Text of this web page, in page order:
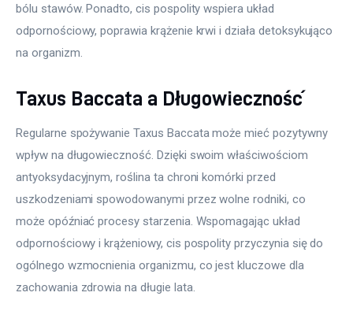
bólu stawów. Ponadto, cis pospolity wspiera układ
odpornościowy, poprawia krążenie krwi i działa detoksykująco
na organizm.
Taxus Baccata a Długowieczność
Regularne spożywanie Taxus Baccata może mieć pozytywny
wpływ na długowieczność. Dzięki swoim właściwościom
antyoksydacyjnym, roślina ta chroni komórki przed
uszkodzeniami spowodowanymi przez wolne rodniki, co
może opóźniać procesy starzenia. Wspomagając układ
odpornościowy i krążeniowy, cis pospolity przyczynia się do
ogólnego wzmocnienia organizmu, co jest kluczowe dla
zachowania zdrowia na długie lata.